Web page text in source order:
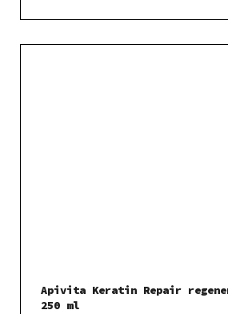
Apivita Keratin Repair
250 ml